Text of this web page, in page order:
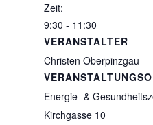
Zeit:
9:30 - 11:30
Energie- &
Kirchgasse 10
VERANSTALTER
Christen Oberpinzgau